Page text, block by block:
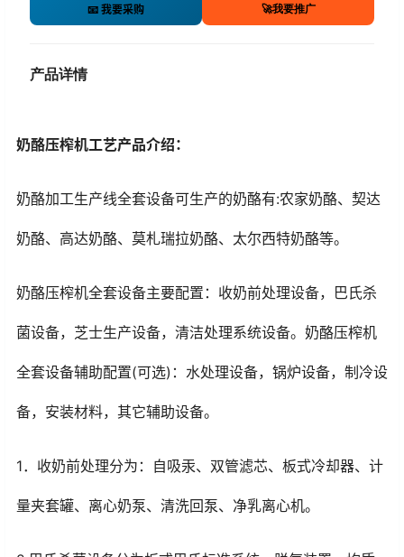
📧 我要采购 🚀我要推广
产品详情
奶酪压榨机工艺产品介绍：
奶酪加工生产线全套设备可生产的奶酪有:农家奶酪、契达
奶酪、高达奶酪、莫札瑞拉奶酪、太尔西特奶酪等。
奶酪压榨机全套设备主要配置：收奶前处理设备，巴氏杀
菌设备，芝士生产设备，清洁处理系统设备。奶酪压榨机
全套设备辅助配置(可选)：水处理设备，锅炉设备，制冷设
备，安装材料，其它辅助设备。
1．收奶前处理分为：自吸汞、双管滤芯、板式冷却器、计
量夹套罐、离心奶泵、清洗回泵、净乳离心机。